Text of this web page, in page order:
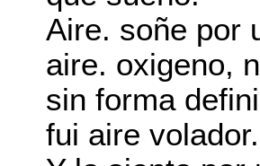
Aire. soñe por
aire. oxigeno,
sin forma
fui aire volador.